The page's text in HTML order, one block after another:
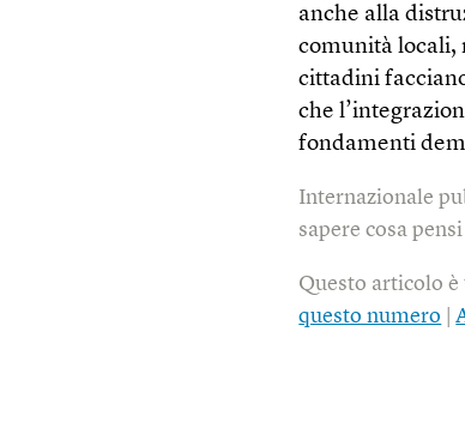
anche alla
comunità locali,
cittadini
che
fondamenti
Internazionale
sapere cosa
Questo articolo
questo numero